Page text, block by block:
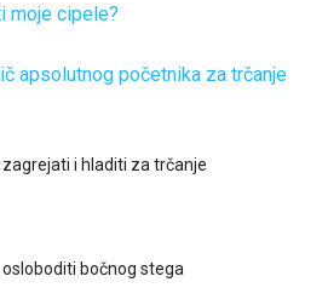
moje cipele?
apsolutnog početnika za trčanje
zagrejati i hladiti za trčanje
osloboditi bočnog stega